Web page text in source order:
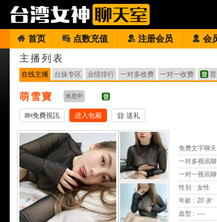
首页 点数充值 注册会员 会
主播列表
在线主播 台妹专区 业绩排行 一对多收费 一对一收费
萌雪寶 休息中
免費視訊 进入包厢 送礼
免费文字聊
一对多视讯
一对一视讯
性别 : 女性
年龄 : 20 岁
血型 : ----